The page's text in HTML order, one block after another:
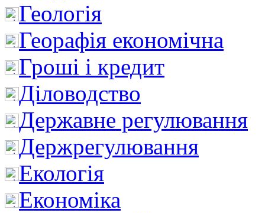
Геологія
Георафія економічна
Гроші і кредит
Діловодство
Державне регулювання
Держрегулювання
Екологія
Економіка